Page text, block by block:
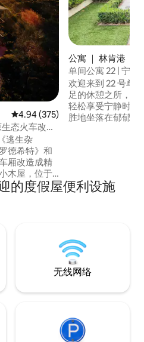
平均评分 4.94 分（满分 5 分），
4.94 (375)
态火车改装
逃生杂
德希特》和
木屋，位于
岸。 距离著
离柯芬湾（
处浪漫的目
的创造力。
公寓 ｜ 林肯港
单间公寓 22 | 宁静
欢迎来到 22 号单
足的休憩之所，专
轻松享受宁静时光。 这座精心打造的
胜地坐落在郁郁葱
专用停车位、
衣设施。 宁静的
的度假屋便利设施
无线网络